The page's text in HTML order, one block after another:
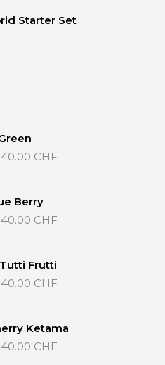
Starter Set
40.00 CHF
Berry
40.00 CHF
Frutti
40.00 CHF
Ketama
40.00 CHF